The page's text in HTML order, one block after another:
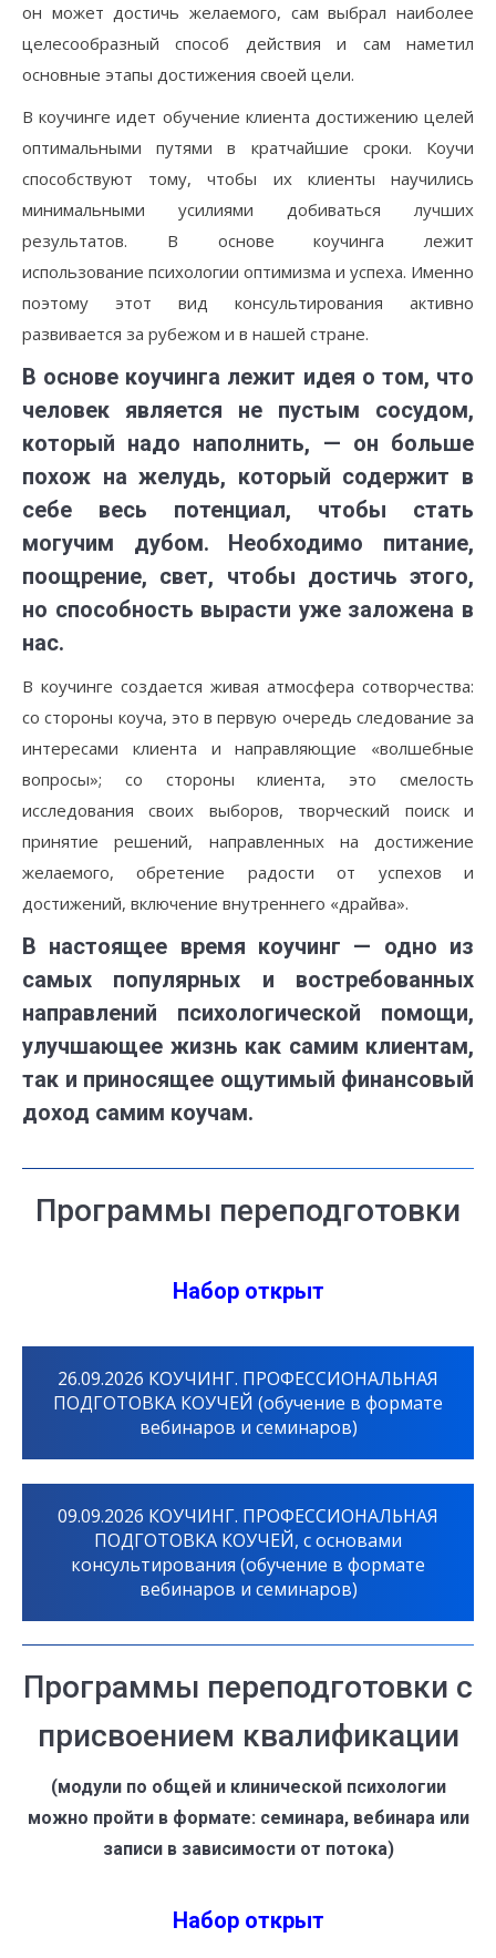
он может достичь желаемого, сам выбрал наиболее
целесообразный способ действия и сам наметил
основные этапы достижения своей цели.
В коучинге идет обучение клиента достижению целей
оптимальными путями в кратчайшие сроки. Коучи
способствуют тому, чтобы их клиенты научились
минимальными усилиями добиваться лучших
результатов. В основе коучинга лежит
использование психологии оптимизма и успеха. Именно
поэтому этот вид консультирования активно
развивается за рубежом и в нашей стране.
В основе коучинга лежит идея о том, что
человек является не пустым сосудом,
который надо наполнить, — он больше
похож на желудь, который содержит в
себе весь потенциал, чтобы стать
могучим дубом. Необходимо питание,
поощрение, свет, чтобы достичь этого,
но способность вырасти уже заложена в
нас.
В коучинге создается живая атмосфера сотворчества:
со стороны коуча, это в первую очередь следование за
интересами клиента и направляющие «волшебные
вопросы»; со стороны клиента, это смелость
исследования своих выборов, творческий поиск и
принятие решений, направленных на достижение
желаемого, обретение радости от успехов и
достижений, включение внутреннего «драйва».
В настоящее время коучинг — одно из
самых популярных и востребованных
направлений психологической помощи,
улучшающее жизнь как самим клиентам,
так и приносящее ощутимый финансовый
доход самим коучам.
Программы переподготовки
Набор открыт
26.09.2026 КОУЧИНГ. ПРОФЕССИОНАЛЬНАЯ
ПОДГОТОВКА КОУЧЕЙ (обучение в формате
вебинаров и семинаров)
09.09.2026 КОУЧИНГ. ПРОФЕССИОНАЛЬНАЯ
ПОДГОТОВКА КОУЧЕЙ, с основами
консультирования (обучение в формате
вебинаров и семинаров)
Программы переподготовки с
присвоением квалификации
(модули по общей и клинической психологии
можно пройти в формате: семинара, вебинара или
записи в зависимости от потока)
Набор открыт